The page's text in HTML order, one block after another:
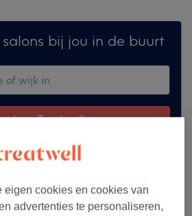
bij jou in de buurt
op Treatwell
eigen cookies en cookies van
advertenties te personaliseren,